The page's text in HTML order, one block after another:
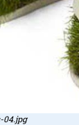
04.jpg